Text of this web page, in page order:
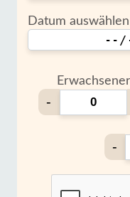
Datum auswählen
Erwachsener
-
-